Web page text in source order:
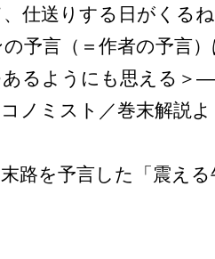
仕送りする日がくる
予言（＝作者の予言
あるようにも思える＞
ノミスト／巻末解説
路を予言した「震え